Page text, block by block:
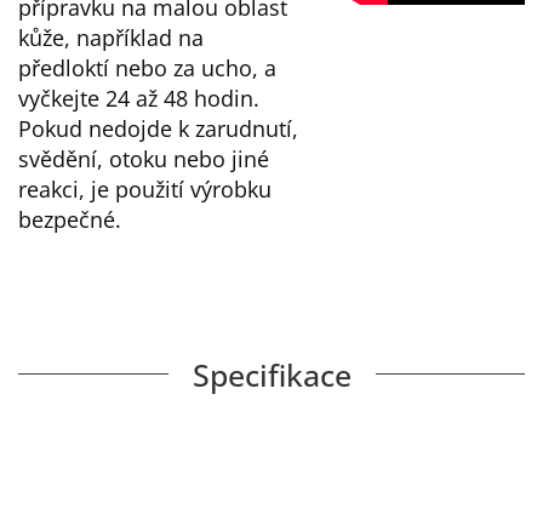
přípravku na malou oblast
kůže, například na
předloktí nebo za ucho, a
vyčkejte 24 až 48 hodin.
Pokud nedojde k zarudnutí,
svědění, otoku nebo jiné
reakci, je použití výrobku
bezpečné.
Specifikace